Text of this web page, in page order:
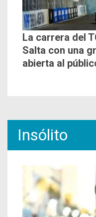
La carrera del
Salta con una
abierta al
Insólito